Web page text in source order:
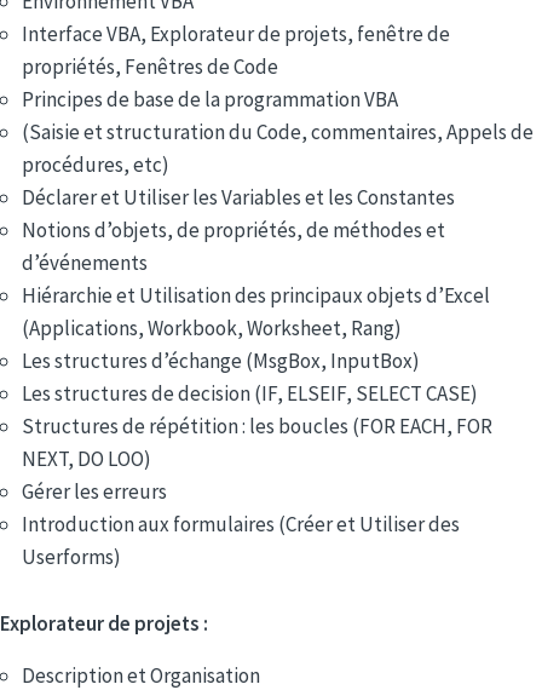
Interface VBA, Explorateur de projets, fenêtre de
propriétés, Fenêtres de Code
Principes de base de la programmation VBA
(Saisie et structuration du Code, commentaires, Appels de
procédures, etc)
Déclarer et Utiliser les Variables et les Constantes
Notions d’objets, de propriétés, de méthodes et
d’événements
Hiérarchie et Utilisation des principaux objets d’Excel
(Applications, Workbook, Worksheet, Rang)
Les structures d’échange (MsgBox, InputBox)
Les structures de decision (IF, ELSEIF, SELECT CASE)
Structures de répétition : les boucles (FOR EACH, FOR
NEXT, DO LOO)
Gérer les erreurs
Introduction aux formulaires (Créer et Utiliser des
Userforms)
Explorateur de projets :
Description et Organisation